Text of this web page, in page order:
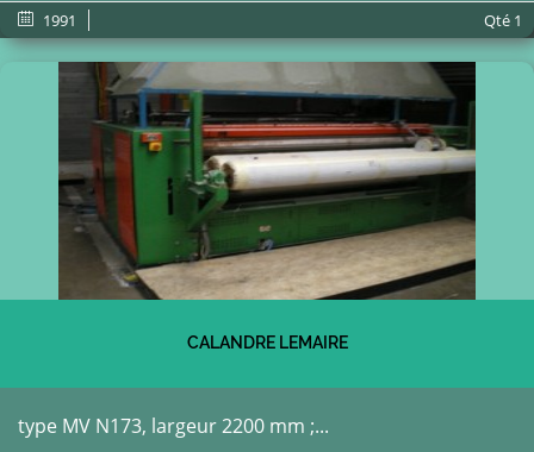
1991 Qté 1
CALANDRE LEMAIRE
type MV N173, largeur 2200 mm ;...